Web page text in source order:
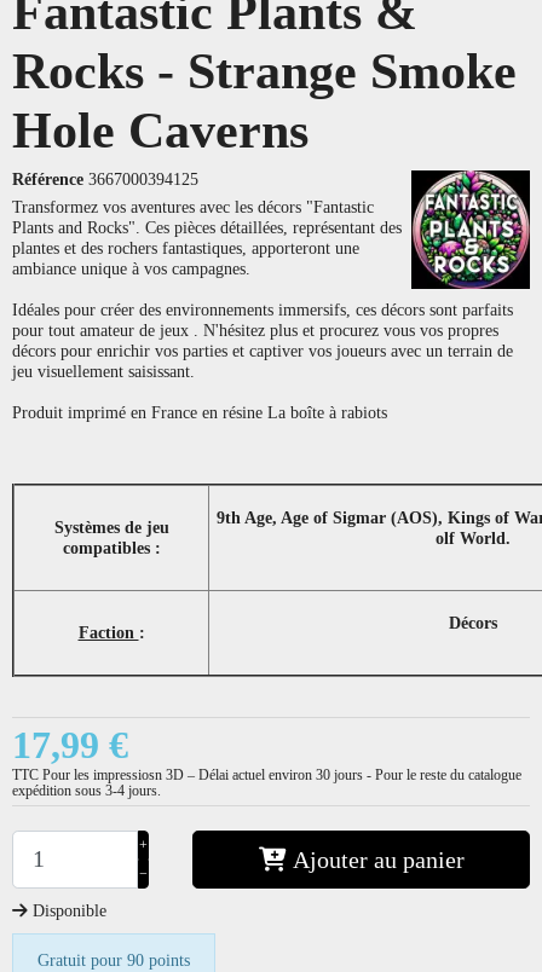
Fantastic Plants &
Rocks - Strange Smoke
Hole Caverns
Référence 3667000394125
Transformez vos aventures avec les décors "Fantastic
Plants and Rocks". Ces pièces détaillées, représentant des
plantes et des rochers fantastiques, apporteront une
ambiance unique à vos campagnes.
Idéales pour créer des environnements immersifs, ces décors sont parfaits
pour tout amateur de jeux . N'hésitez plus et procurez vous vos propres
décors pour enrichir vos parties et captiver vos joueurs avec un terrain de
jeu visuellement saisissant.
Produit imprimé en France en résine La boîte à rabiots
Systèmes de jeu
compatibles :
9th Age, Age of Sigmar (AOS), Kings of
olf World.
Faction : Décors
17,99 €
TTC Pour les impressiosn 3D – Délai actuel environ 30 jours - Pour le reste du catalogue
expédition sous 3-4 jours.
+
−
Ajouter au panier
Disponible
Gratuit pour 90 points